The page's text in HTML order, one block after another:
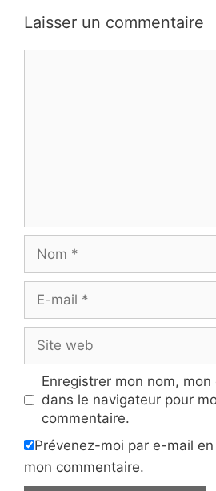
Laisser un commentaire
mail
web
Enregistrer mon nom,
dans le navigateur pour
commentaire.
Prévenez-moi par e-mail
mon commentaire.